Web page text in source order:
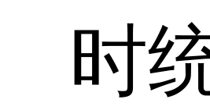
时